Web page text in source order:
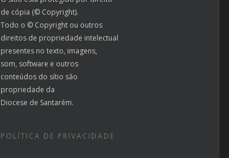
de cópia (© Copyright).
Todo o © Copyright ou outros
direitos de propriedade intelectual
presentes no texto, imagens,
som, software e outros
conteúdos do sítio são
propriedade da
Diocese de Santarém.
POLÍTICA DE PRIVACIDADE